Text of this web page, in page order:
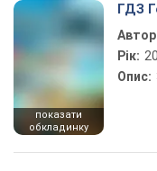
показати
обкладинку
ГДЗ
Рік:
Опис: